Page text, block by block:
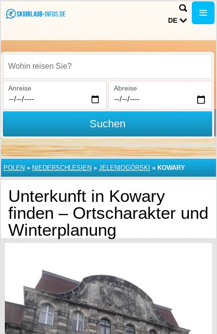
DE
Wohin reisen Sie?
Anreise Abreise
Suchen
POLEN » NIEDERSCHLESIEN » JELENIOGÓRSKI » KOWARY
Unterkunft in Kowary
finden – Ortscharakter und
Winterplanung